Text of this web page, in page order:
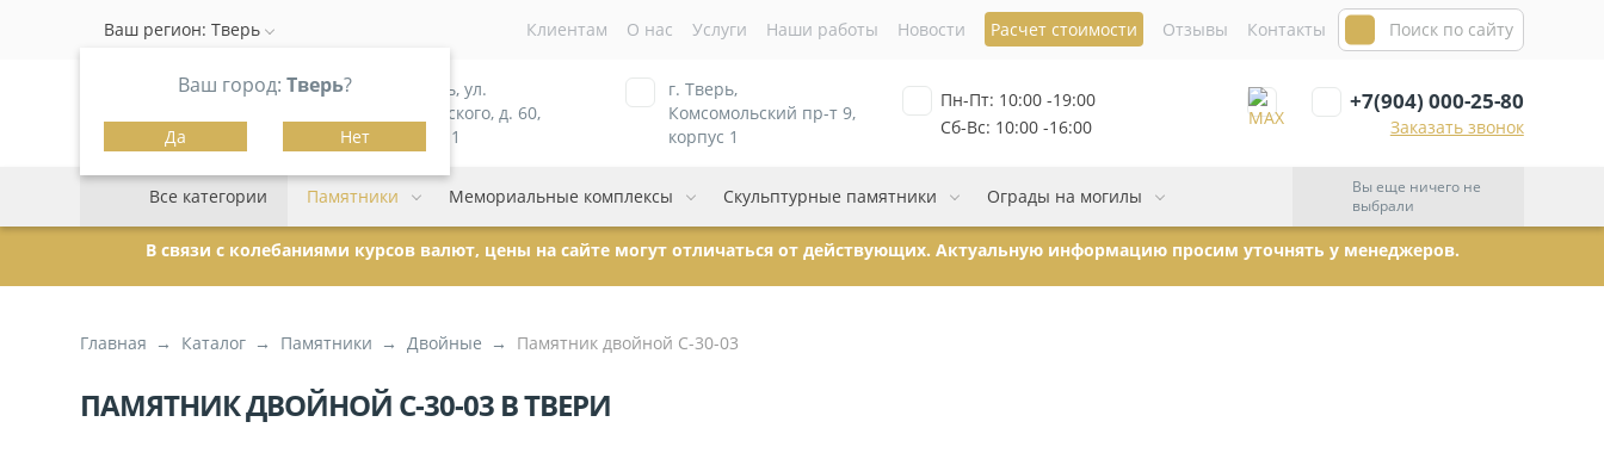
Ваш город:Тверь?
Да Нет
Ваш регион:Тверь Клиентам О нас Услуги Наши работы Новости Расчет стоимости Отзывы Контакты
г. Тверь, ул.
Можайского, д. 60,
корпус 1
г. Тверь,
Комсомольский пр-т 9,
корпус 1
Пн-Пт: 10:00 -19:00
Сб-Вс: 10:00 -16:00
+7(904) 000-25-80
Заказать звонок
Все категории Памятники Мемориальные комплексы Скульптурные памятники Ограды на могилы
Вы еще ничего не
выбрали
В связи с колебаниями курсов валют, цены на сайте могут отличаться от действующих. Актуальную информацию просим уточнять у менеджеров.
Главная Каталог Памятники Двойные Памятник двойной С-30-03
ПАМЯТНИК ДВОЙНОЙ С-30-03 В ТВЕРИ